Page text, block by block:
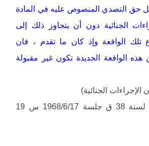
حق التصدي المنصوص عليه في المادة
الجنائية دون أن يتجاوز ذلك إلى
الواقعة وإذ كان ما تقدم ، فان
هذه الواقعة الجديدة تكون غير مقبولة
( الطعن رقم 948 لسنة 38 ق جلسة 1968/6/17 س 19